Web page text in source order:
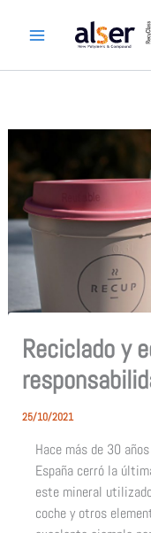
Reciclado y
25/10/2021
Hace más de 30
España cerró la
este mineral
coche y otros